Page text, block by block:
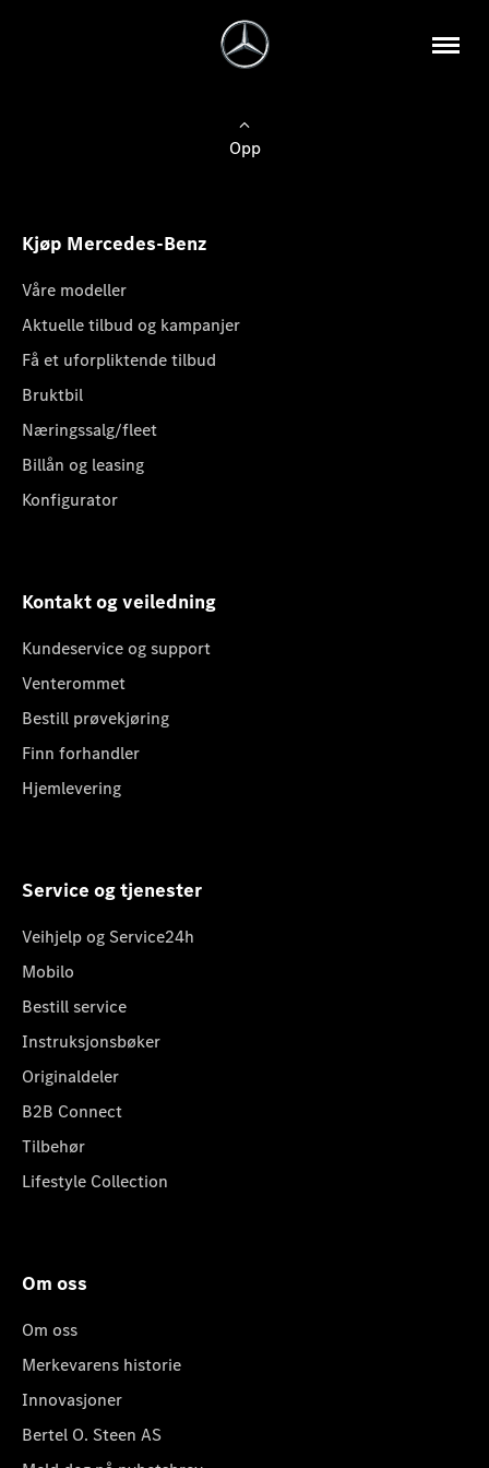
Opp
Kjøp Mercedes-Benz
Våre modeller
Aktuelle tilbud og kampanjer
Få et uforpliktende tilbud
Bruktbil
Næringssalg/fleet
Billån og leasing
Konfigurator
Kontakt og veiledning
Kundeservice og support
Venterommet
Bestill prøvekjøring
Finn forhandler
Hjemlevering
Service og tjenester
Veihjelp og Service24h
Mobilo
Bestill service
Instruksjonsbøker
Originaldeler
B2B Connect
Tilbehør
Lifestyle Collection
Om oss
Om oss
Merkevarens historie
Innovasjoner
Bertel O. Steen AS